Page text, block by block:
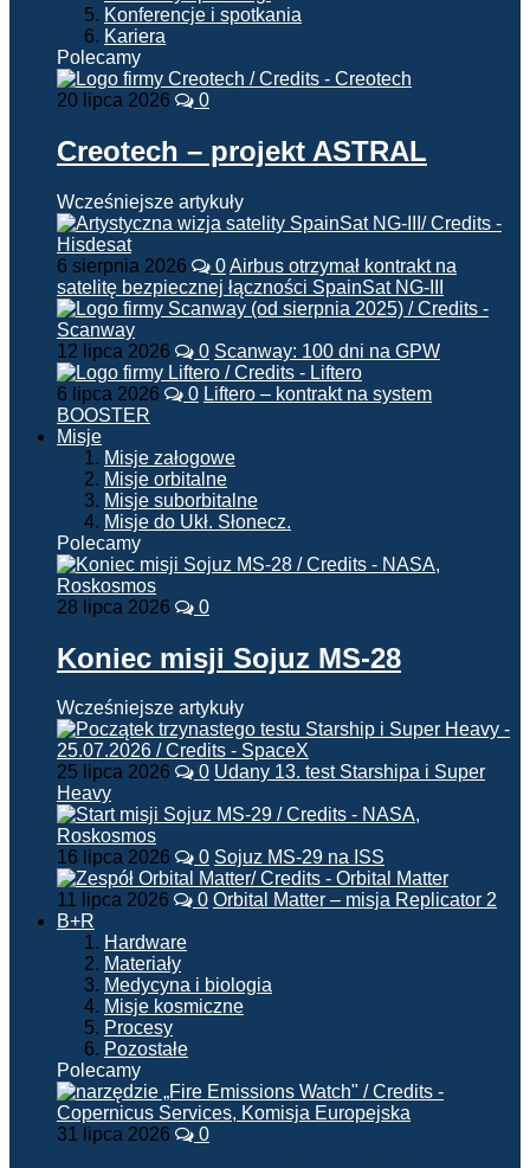
Konferencje i spotkania
Kariera
Polecamy
20 lipca 2026 0
Creotech – projekt ASTRAL
Wcześniejsze artykuły
6 sierpnia 2026 0Airbus otrzymał kontrakt na
satelitę bezpiecznej łączności SpainSat NG-III
12 lipca 2026 0 Scanway: 100 dni na GPW
6 lipca 2026 0 Liftero – kontrakt na system
BOOSTER
Misje
Misje załogowe
Misje orbitalne
Misje suborbitalne
Misje do Ukł. Słonecz.
Polecamy
28 lipca 2026 0
Koniec misji Sojuz MS-28
Wcześniejsze artykuły
25 lipca 2026 0 Udany 13. test Starshipa i Super
Heavy
16 lipca 2026 0 Sojuz MS-29 na ISS
11 lipca 2026 0 Orbital Matter – misja Replicator 2
B+R
Hardware
Materiały
Medycyna i biologia
Misje kosmiczne
Procesy
Pozostałe
Polecamy
31 lipca 2026 0